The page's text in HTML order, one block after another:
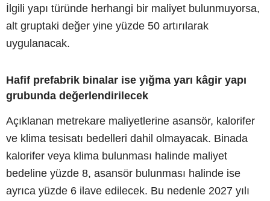
İlgili yapı türünde herhangi bir maliyet bulunmuyorsa,
alt gruptaki değer yine yüzde 50 artırılarak
uygulanacak.
Hafif prefabrik binalar ise yığma yarı kâgir yapı
grubunda değerlendirilecek
Açıklanan metrekare maliyetlerine asansör, kalorifer
ve klima tesisatı bedelleri dahil olmayacak. Binada
kalorifer veya klima bulunması halinde maliyet
bedeline yüzde 8, asansör bulunması halinde ise
ayrıca yüzde 6 ilave edilecek. Bu nedenle 2027 yılı